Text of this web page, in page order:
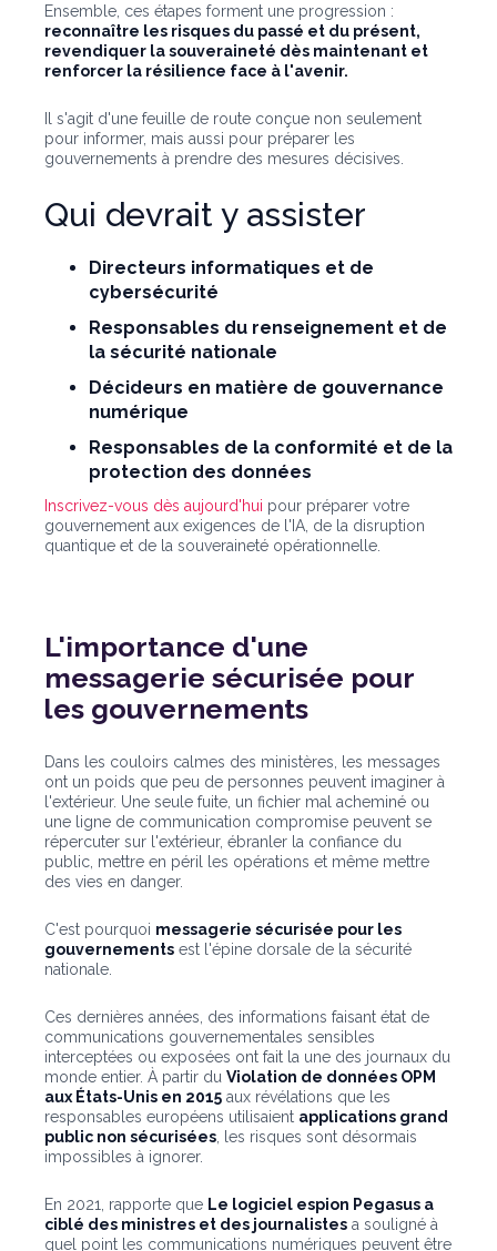
Ensemble, ces étapes forment une progression :
reconnaître les risques du passé et du présent,
revendiquer la souveraineté dès maintenant et
renforcer la résilience face à l'avenir.
Il s'agit d'une feuille de route conçue non seulement
pour informer, mais aussi pour préparer les
gouvernements à prendre des mesures décisives.
Qui devrait y assister
Directeurs informatiques et de
cybersécurité
Responsables du renseignement et de
la sécurité nationale
Décideurs en matière de gouvernance
numérique
Responsables de la conformité et de la
protection des données
Inscrivez-vous dès aujourd'hui pour préparer votre
gouvernement aux exigences de l'IA, de la disruption
quantique et de la souveraineté opérationnelle.
L'importance d'une
messagerie sécurisée pour
les gouvernements
Dans les couloirs calmes des ministères, les messages
ont un poids que peu de personnes peuvent imaginer à
l'extérieur. Une seule fuite, un fichier mal acheminé ou
une ligne de communication compromise peuvent se
répercuter sur l'extérieur, ébranler la confiance du
public, mettre en péril les opérations et même mettre
des vies en danger.
C'est pourquoi messagerie sécurisée pour les
gouvernements est l'épine dorsale de la sécurité
nationale.
Ces dernières années, des informations faisant état de
communications gouvernementales sensibles
interceptées ou exposées ont fait la une des journaux du
monde entier. À partir du Violation de données OPM
aux États-Unis en 2015 aux révélations que les
responsables européens utilisaient applications grand
public non sécurisées , les risques sont désormais
impossibles à ignorer.
En 2021, rapporte que Le logiciel espion Pegasus a
ciblé des ministres et des journalistes a souligné à
quel point les communications numériques peuvent être